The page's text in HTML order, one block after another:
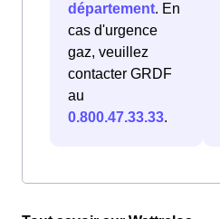
département. En
cas d'urgence
gaz, veuillez
contacter GRDF
au
0.800.47.33.33.